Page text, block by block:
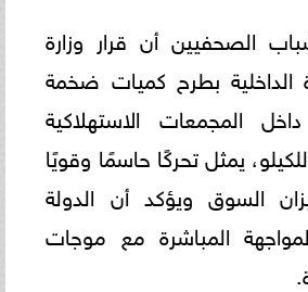
الصحفيين أن قرار وزارة
الداخلية بطرح كميات ضخمة
المجمعات الاستهلاكية
للكيلو، يمثل تحركًا حاسمًا وقويًا
السوق ويؤكد أن الدولة
المباشرة مع موجات